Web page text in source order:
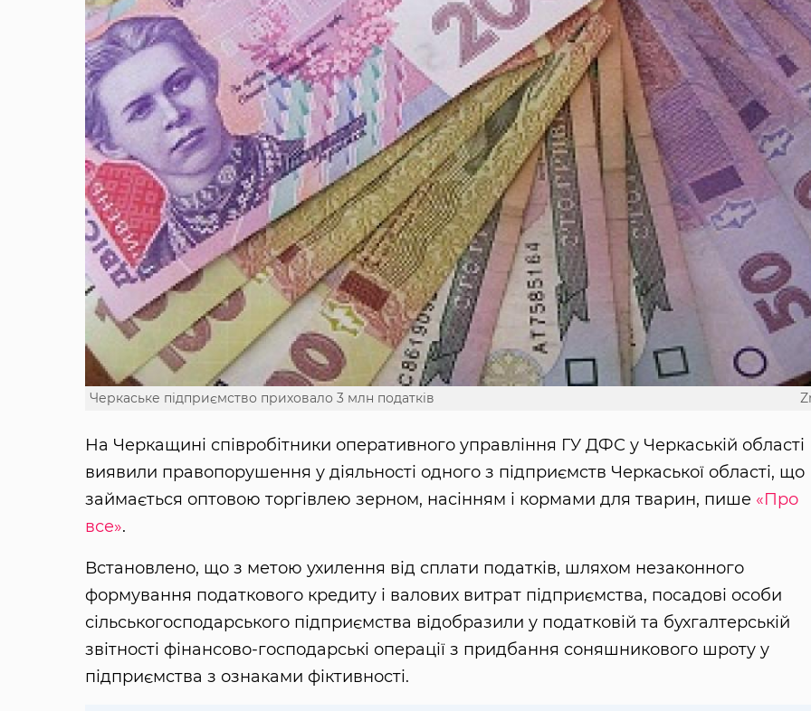
Черкаське підприємство приховало 3 млн податків
На Черкащині співробітники оперативного управління ГУ ДФС у Черкаській області
виявили правопорушення у діяльності одного з підприємств Черкаської області, що
займається оптовою торгівлею зерном, насінням і кормами для тварин, пише «Про
все».
Встановлено, що з метою ухилення від сплати податків, шляхом незаконного
формування податкового кредиту і валових витрат підприємства, посадові особи
сільськогосподарського підприємства відобразили у податковій та бухгалтерській
звітності фінансово-господарські операції з придбання соняшникового шроту у
підприємства з ознаками фіктивності.